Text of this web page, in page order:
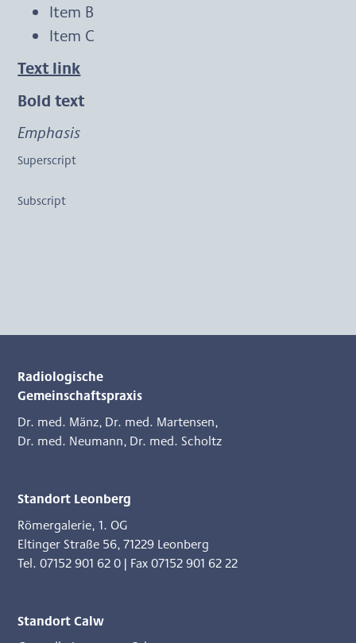
Item B
Item C
Text link
Bold text
Emphasis
Superscript
Subscript
Radiologische
Gemeinschaftspraxis
Dr. med. Mänz, Dr. med. Martensen,
Dr. med. Neumann, Dr. med. Scholtz
Standort Leonberg
Römergalerie, 1. OG
Eltinger Straße 56,71229 Leonberg
Tel. 07152 901 62 0 | Fax 07152 901 62 22
Standort Calw